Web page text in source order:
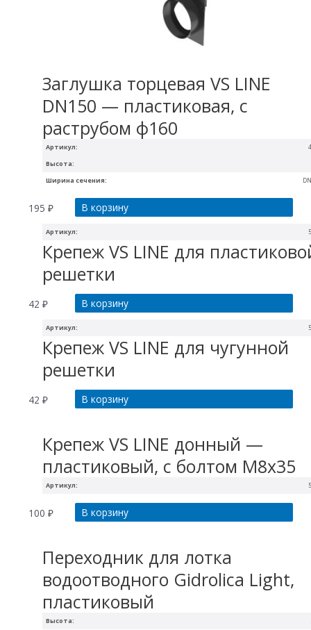
Артикул:
Ширина сечения:
Высота:
Заглушка торцевая VS LINE
DN150 — пластиковая, с
раструбом ф160
195₽ В корзину
Артикул:
Крепеж VS LINE для
решетки
42₽ В корзину
Артикул:
Крепеж VS LINE для чугунной
решетки
42₽ В корзину
Артикул:
Крепеж VS LINE донный —
пластиковый, с болтом М8х35
100₽ В корзину
Высота:
Переходник для лотка
водоотводного Gidrolica Light,
пластиковый